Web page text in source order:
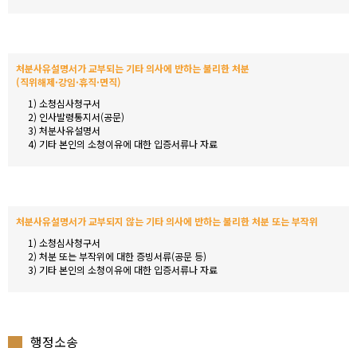
처분사유설명서가 교부되는 기타 의사에 반하는 불리한 처분
(직위해제·강임·휴직·면직)
1) 소청심사청구서
2) 인사발령통지서(공문)
3) 처분사유설명서
4) 기타 본인의 소청이유에 대한 입증서류나 자료
처분사유설명서가 교부되지 않는 기타 의사에 반하는 불리한 처분 또는 부작위
1) 소청심사청구서
2) 처분 또는 부작위에 대한 증빙서류(공문 등)
3) 기타 본인의 소청이유에 대한 입증서류나 자료
행정소송